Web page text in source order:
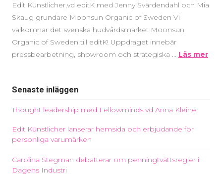
Edit Künstlicher,vd editK med Jenny Svärdendahl och Mia
Skaug grundare Moonsun Organic of Sweden Vi
välkomnar det svenska hudvårdsmärket Moonsun
Organic of Sweden till editK! Uppdraget innebär
pressbearbetning, showroom och strategiska … Läs mer
Senaste inläggen
Thought leadership med Fellowminds vd Anna Kleine
Edit Künstlicher lanserar hemsida och erbjudande för
personliga varumärken
Carolina Stegman debatterar om penningtvättsregler i
Dagens Industri